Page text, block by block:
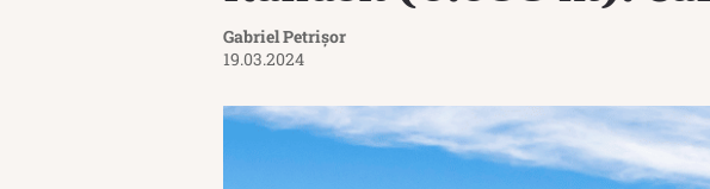
Gabriel Petrișor
19.03.2024